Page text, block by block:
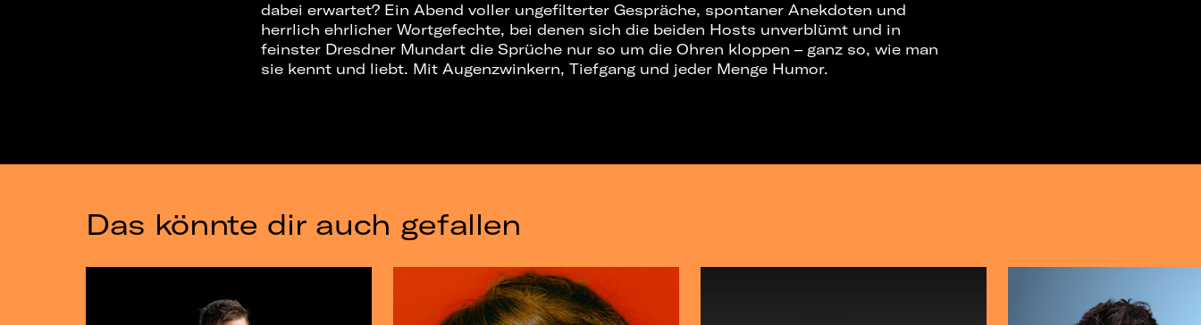
dabei erwartet? Ein Abend voller ungefilterter Gespräche, spontaner Anekdoten und
herrlich ehrlicher Wortgefechte, bei denen sich die beiden Hosts unverblümt und in
feinster Dresdner Mundart die Sprüche nur so um die Ohren kloppen – ganz so, wie man
sie kennt und liebt. Mit Augenzwinkern, Tiefgang und jeder Menge Humor.
Das könnte dir auch gefallen